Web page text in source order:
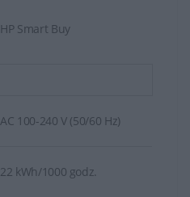
HP Smart Buy
AC 100-240 V (50/60 Hz)
22 kWh/1000 godz.